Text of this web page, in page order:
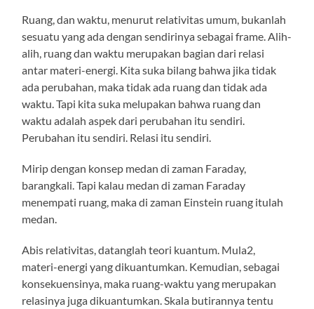
Ruang, dan waktu, menurut relativitas umum, bukanlah
sesuatu yang ada dengan sendirinya sebagai frame. Alih-
alih, ruang dan waktu merupakan bagian dari relasi
antar materi-energi. Kita suka bilang bahwa jika tidak
ada perubahan, maka tidak ada ruang dan tidak ada
waktu. Tapi kita suka melupakan bahwa ruang dan
waktu adalah aspek dari perubahan itu sendiri.
Perubahan itu sendiri. Relasi itu sendiri.
Mirip dengan konsep medan di zaman Faraday,
barangkali. Tapi kalau medan di zaman Faraday
menempati ruang, maka di zaman Einstein ruang itulah
medan.
Abis relativitas, datanglah teori kuantum. Mula2,
materi-energi yang dikuantumkan. Kemudian, sebagai
konsekuensinya, maka ruang-waktu yang merupakan
relasinya juga dikuantumkan. Skala butirannya tentu